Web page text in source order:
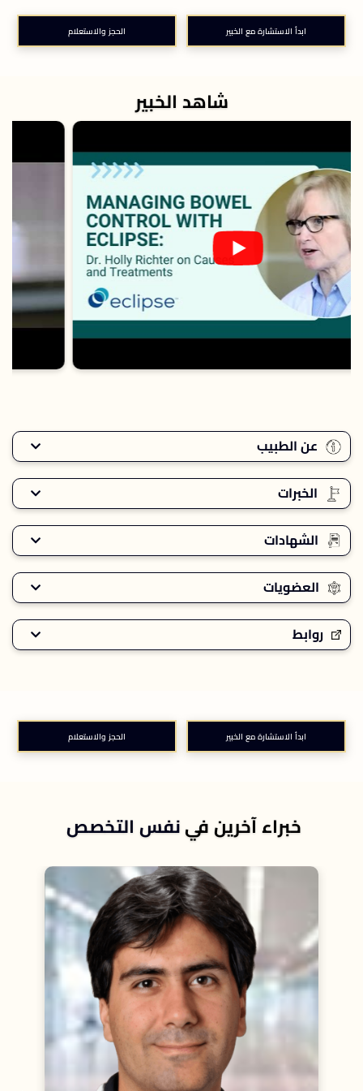
ابدأ الاستشارة مع الخبير الحجز والاستعلام
شاهد الخبير
عن الطبيب
الخبرات
الشهادات
العضويات
روابط
ابدأ الاستشارة مع الخبير الحجز والاستعلام
خبراء آخرين في نفس التخصص